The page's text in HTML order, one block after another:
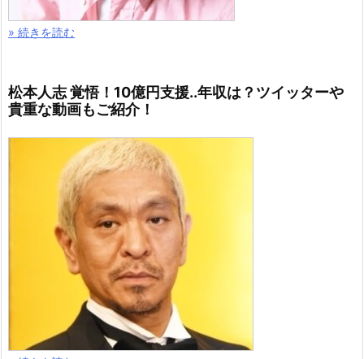
» 続きを読む
松本人志 覚悟！10億円支援..年収は？ツイッターや
貴重な動画もご紹介！